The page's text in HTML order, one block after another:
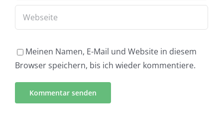
Meinen Namen, E-Mail und Website in diesem
Browser speichern, bis ich wieder kommentiere.